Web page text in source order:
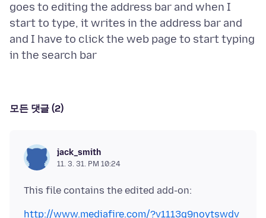
goes to editing the address bar and when I
start to type, it writes in the address bar and
and I have to click the web page to start typing
모든 댓글 (2)
jack_smith
11. 3. 31. PM 10:24
http://www.mediafire.com/?v1113g9noytswdv